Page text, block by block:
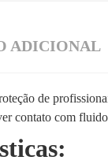
ADICIONAL
de
contato com